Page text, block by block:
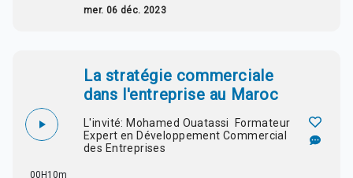
mer. 06 déc. 2023
00H10m
La stratégie commerciale
dans l'entreprise au Maroc
L'invité: Mohamed Ouatassi Formateur
Expert en Développement Commercial
des Entreprises